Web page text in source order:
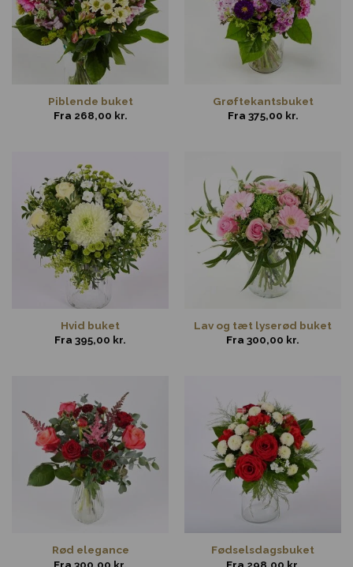
Piblende buket
Fra 268,00 kr.
Grøftekantsbuket
Fra 375,00 kr.
Hvid buket
Fra 395,00 kr.
Lav og tæt lyserød buket
Fra 300,00 kr.
Rød elegance
Fra 300,00 kr.
Fødselsdagsbuket
Fra 298,00 kr.